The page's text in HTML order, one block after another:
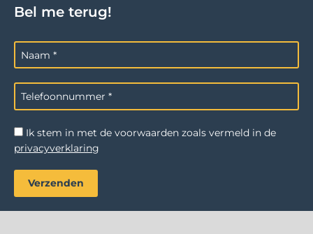
Bel me terug!
Ik stem in met de voorwaarden zoals vermeld in de
privacyverklaring